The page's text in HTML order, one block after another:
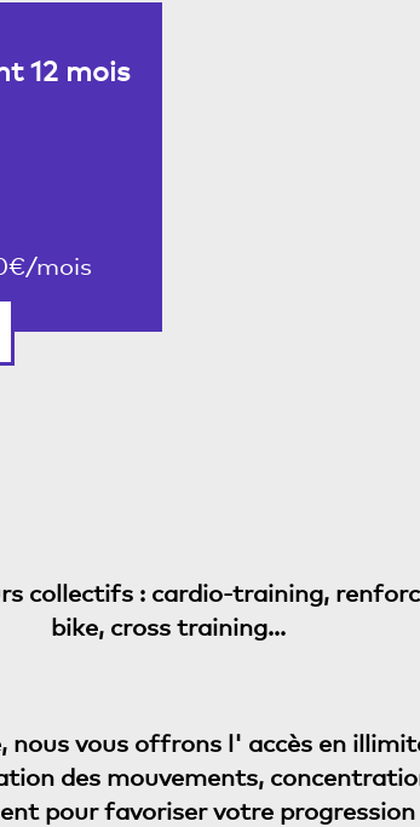
12 mois
mois
collectifs : cardio-training,
bike, cross training...
vous offrons l' accès en
des mouvements,
pour favoriser votre progression